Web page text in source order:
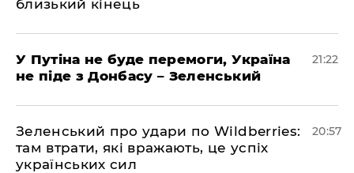
близький кінець
У Путіна не буде перемоги, Україна
не піде з Донбасу – Зеленський
21:22
Зеленський про удари по Wildberries:
там втрати, які вражають, це успіх
українських сил
20:57